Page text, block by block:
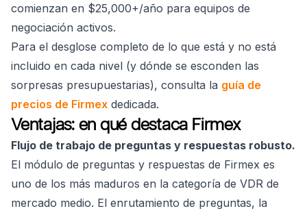
comienzan en $25,000+/año para equipos de
negociación activos.
Para el desglose completo de lo que está y no está
incluido en cada nivel (y dónde se esconden las
sorpresas presupuestarias), consulta la guía de
precios de Firmex dedicada.
Ventajas: en qué destaca Firmex
Flujo de trabajo de preguntas y respuestas robusto.
El módulo de preguntas y respuestas de Firmex es
uno de los más maduros en la categoría de VDR de
mercado medio. El enrutamiento de preguntas, la